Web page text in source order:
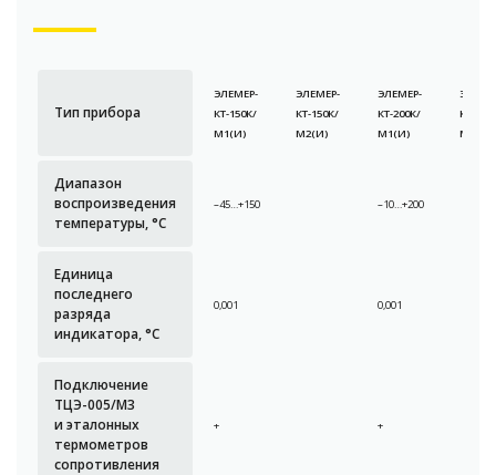
Тип прибора
ЭЛЕМЕР-
КТ-150К/
М1(И)
ЭЛЕМЕР-
КТ-150К/
М2(И)
ЭЛЕМЕР-
КТ-200К/
М1(И)
КТ-
М2(И)
Диапазон
воспроизведения
температуры, °С
–45…+150 –10…+200
Единица
последнего
разряда
индикатора, °С
0,001 0,001
Подключение
ТЦЭ-005/М3
и эталонных
термометров
сопротивления
+ +